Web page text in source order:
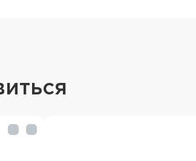
однократного замера и